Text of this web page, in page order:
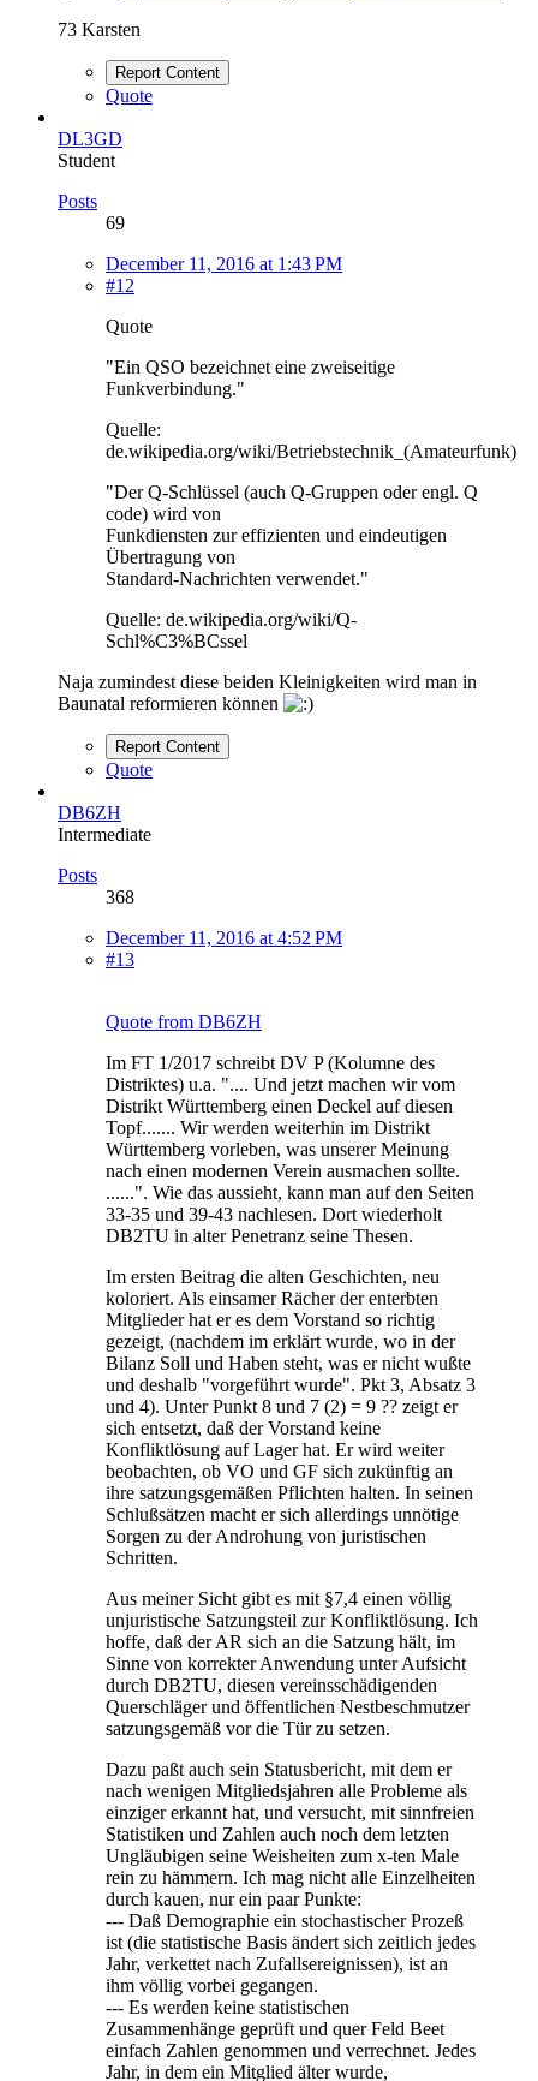
73 Karsten
Report Content
Quote
DL3GD
Student
Posts
69
December 11, 2016 at 1:43 PM
#12
Quote
"Ein QSO bezeichnet eine zweiseitige
Funkverbindung."
Quelle:
de.wikipedia.org/wiki/Betriebstechnik_(Amateurfunk)
"Der Q-Schlüssel (auch Q-Gruppen oder engl. Q
code) wird von
Funkdiensten zur effizienten und eindeutigen
Übertragung von
Standard-Nachrichten verwendet."
Quelle: de.wikipedia.org/wiki/Q-
Schl%C3%BCssel
Naja zumindest diese beiden Kleinigkeiten wird man in
Baunatal reformieren können
Report Content
Quote
DB6ZH
Intermediate
Posts
368
December 11, 2016 at 4:52 PM
#13
Quote from DB6ZH
Im FT 1/2017 schreibt DV P (Kolumne des
Distriktes) u.a. ".... Und jetzt machen wir vom
Distrikt Württemberg einen Deckel auf diesen
Topf....... Wir werden weiterhin im Distrikt
Württemberg vorleben, was unserer Meinung
nach einen modernen Verein ausmachen sollte.
......". Wie das aussieht, kann man auf den Seiten
33-35 und 39-43 nachlesen. Dort wiederholt
DB2TU in alter Penetranz seine Thesen.
Im ersten Beitrag die alten Geschichten, neu
koloriert. Als einsamer Rächer der enterbten
Mitglieder hat er es dem Vorstand so richtig
gezeigt, (nachdem im erklärt wurde, wo in der
Bilanz Soll und Haben steht, was er nicht wußte
und deshalb "vorgeführt wurde". Pkt 3, Absatz 3
und 4). Unter Punkt 8 und 7 (2) = 9 ?? zeigt er
sich entsetzt, daß der Vorstand keine
Konfliktlösung auf Lager hat. Er wird weiter
beobachten, ob VO und GF sich zukünftig an
ihre satzungsgemäßen Pflichten halten. In seinen
Schlußsätzen macht er sich allerdings unnötige
Sorgen zu der Androhung von juristischen
Schritten.
Aus meiner Sicht gibt es mit §7,4 einen völlig
unjuristische Satzungsteil zur Konfliktlösung. Ich
hoffe, daß der AR sich an die Satzung hält, im
Sinne von korrekter Anwendung unter Aufsicht
durch DB2TU, diesen vereinsschädigenden
Querschläger und öffentlichen Nestbeschmutzer
satzungsgemäß vor die Tür zu setzen.
Dazu paßt auch sein Statusbericht, mit dem er
nach wenigen Mitgliedsjahren alle Probleme als
einziger erkannt hat, und versucht, mit sinnfreien
Statistiken und Zahlen auch noch dem letzten
Ungläubigen seine Weisheiten zum x-ten Male
rein zu hämmern. Ich mag nicht alle Einzelheiten
durch kauen, nur ein paar Punkte:
--- Daß Demographie ein stochastischer Prozeß
ist (die statistische Basis ändert sich zeitlich jedes
Jahr, verkettet nach Zufallsereignissen), ist an
ihm völlig vorbei gegangen.
--- Es werden keine statistischen
Zusammenhänge geprüft und quer Feld Beet
einfach Zahlen genommen und verrechnet. Jedes
Jahr, in dem ein Mitglied älter wurde,